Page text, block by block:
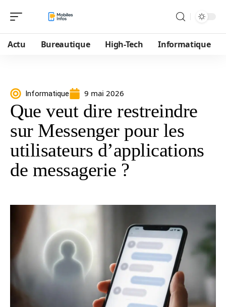
Actu Bureautique High-Tech Informatique
Informatique 9 mai 2026
Que veut dire restreindre
sur Messenger pour les
utilisateurs d’applications
de messagerie ?